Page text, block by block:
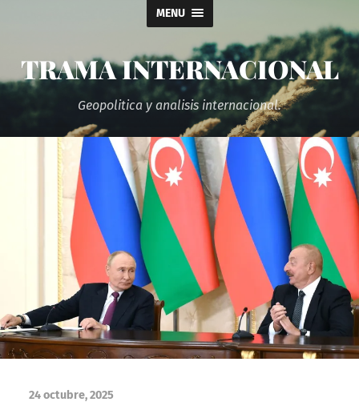
MENU
TRAMA INTERNACIONAL
Geopolitica y analisis internacional.
24 octubre, 2025